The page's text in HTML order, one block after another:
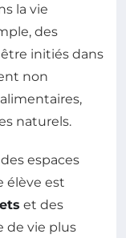
la vie
des
initiés dans
non
naturels.
espaces
élève est
et des
de vie plus